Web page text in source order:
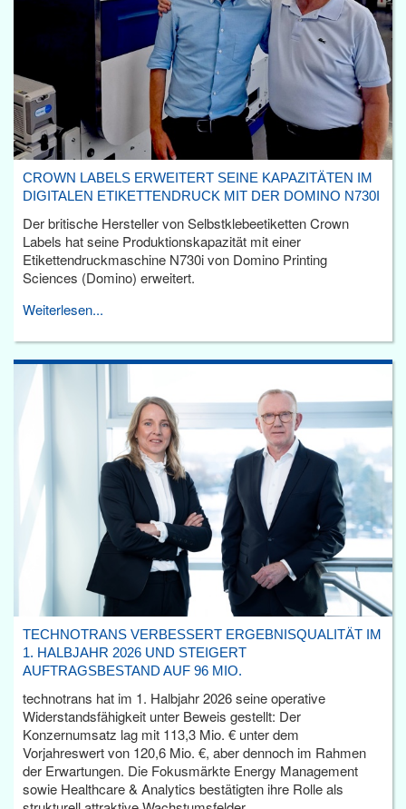
CROWN LABELS ERWEITERT SEINE KAPAZITÄTEN IM
DIGITALEN ETIKETTENDRUCK MIT DER DOMINO N730I
Der britische Hersteller von Selbstklebeetiketten Crown
Labels hat seine Produktionskapazität mit einer
Etikettendruckmaschine N730i von Domino Printing
Sciences (Domino) erweitert.
Weiterlesen...
TECHNOTRANS VERBESSERT ERGEBNISQUALITÄT IM
1. HALBJAHR 2026 UND STEIGERT
AUFTRAGSBESTAND AUF 96 MIO.
technotrans hat im 1. Halbjahr 2026 seine operative
Widerstandsfähigkeit unter Beweis gestellt: Der
Konzernumsatz lag mit 113,3 Mio. € unter dem
Vorjahreswert von 120,6 Mio. €, aber dennoch im Rahmen
der Erwartungen. Die Fokusmärkte Energy Management
sowie Healthcare & Analytics bestätigten ihre Rolle als